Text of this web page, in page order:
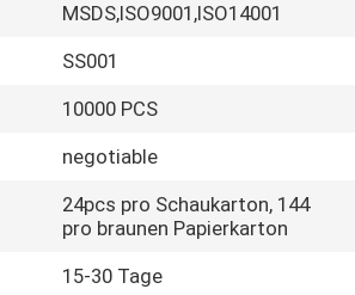
MSDS,ISO9001,ISO14001
SS001
10000 PCS
negotiable
24pcs pro Schaukarton, 144
pro braunen Papierkarton
15-30 Tage